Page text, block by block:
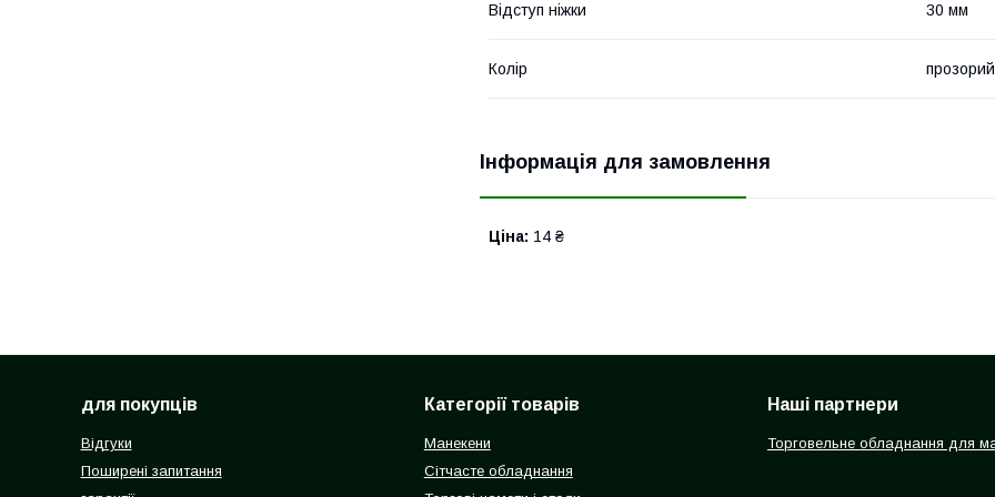
Відступ ніжки 30 мм
Колір прозорий
Інформація для замовлення
Ціна: 14 ₴
для покупців
Відгуки
Поширені запитання
Категорії товарів
Манекени
Сітчасте обладнання
Наші партнери
Торговельне обладнання для